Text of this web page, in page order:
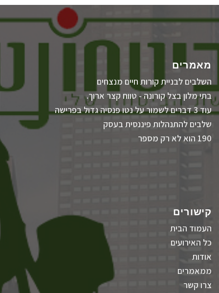
מאמרים
השלבים לבניית קורות חיים מנצחים
בתי מלון בצל קורונה - טווח קצר ארוך.
עוד 3 דברים לשמור על נטו פנסיה גדול בפרישה
שלבים להתנהלות פיננסית בעסק
190 הוא לא רק מספר
קישורים
העמוד הבית
כל האירועים
אודות
ממאמרים
צרו קשר